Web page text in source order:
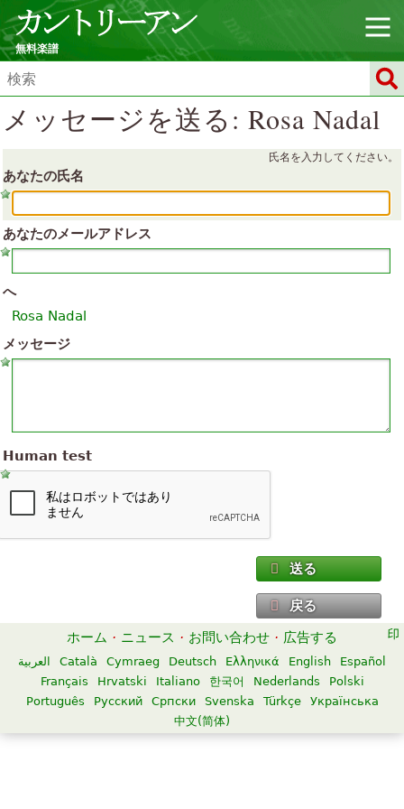
無料楽譜
メッセージを送る: Rosa Nadal
氏名を入力してください。
あなたの氏名
あなたのメールアドレス
へ
Rosa Nadal
メッセージ
Human test
送る
戻る
ホーム · ニュース · お問い合わせ · 広告する
العربية Català Cymraeg Deutsch Ελληνικά English
Español
Français
Hrvatski Italiano 한국어 Nederlands
Polski
Português
Русский Српски Svenska Türkçe
Українська
中文(简体)